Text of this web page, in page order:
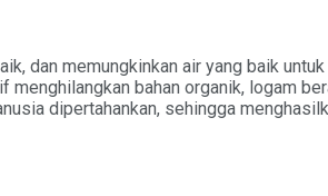
dan memungkinkan air yang baik
bahan organik, logam
dipertahankan, sehingga